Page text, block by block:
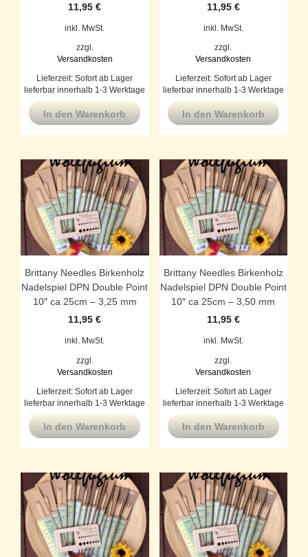
11,95€
inkl. MwSt.
zzgl.
Versandkosten
Lieferzeit:Sofort ab Lager
lieferbar innerhalb 1-3 Werktage
In den Warenkorb
11,95 €
inkl. MwSt.
zzgl.
Versandkosten
Lieferzeit: Sofort ab Lager
lieferbar innerhalb 1-3 Werktage
In den Warenkorb
Brittany Needles Birkenholz
Nadelspiel DPN Double Point
10″ ca 25cm – 3,25 mm
11,95€
inkl. MwSt.
zzgl.
Versandkosten
Lieferzeit:Sofort ab Lager
lieferbar innerhalb 1-3 Werktage
In den Warenkorb
Brittany Needles Birkenholz
Nadelspiel DPN Double Point
10″ ca 25cm – 3,50 mm
11,95 €
inkl. MwSt.
zzgl.
Versandkosten
Lieferzeit: Sofort ab Lager
lieferbar innerhalb 1-3 Werktage
In den Warenkorb